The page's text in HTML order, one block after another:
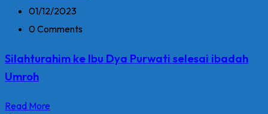
01/12/2023
0 Comments
Silahturahim ke Ibu Dya Purwati selesai ibadah
Umroh
Read More